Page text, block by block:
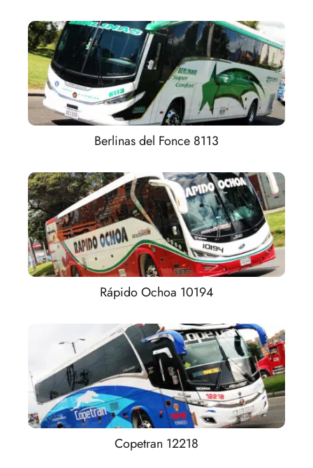
Berlinas del Fonce 8113
Rápido Ochoa 10194
Copetran 12218